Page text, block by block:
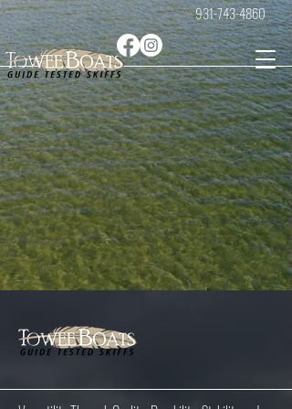
931-743-4860